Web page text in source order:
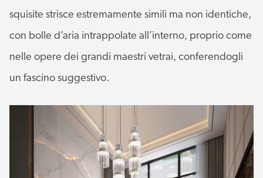
squisite strisce estremamente simili ma non identiche,
con bolle d’aria intrappolate all’interno, proprio come
nelle opere dei grandi maestri vetrai, conferendogli
un fascino suggestivo.